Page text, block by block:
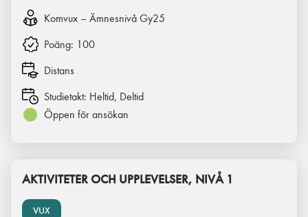
Komvux – Ämnesnivå Gy25
Poäng: 100
Distans
Studietakt: Heltid, Deltid
Öppen för ansökan
VUX
AKTIVITETER OCH UPPLEVELSER, NIVÅ 1